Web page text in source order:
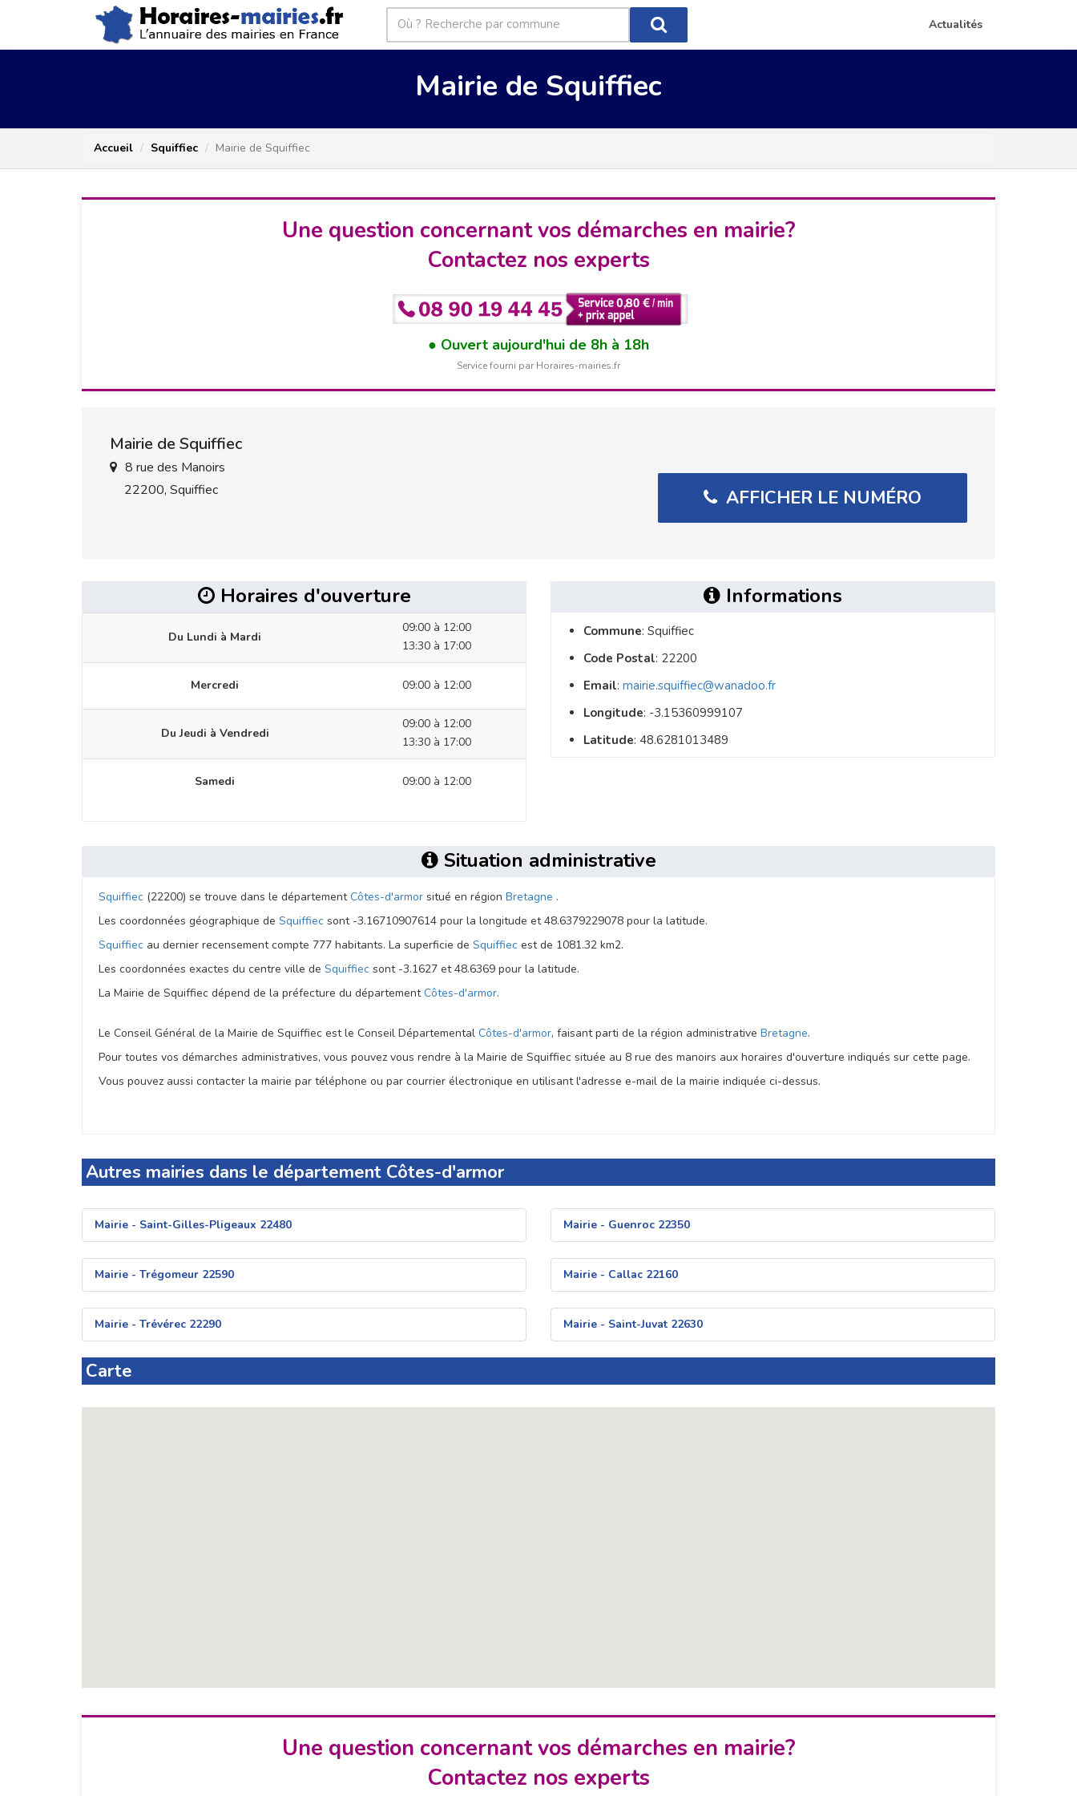
Actualités
Mairie de Squiffiec
Accueil Squiffiec Mairie de Squiffiec
Une question concernant vos démarches en mairie?
Contactez nos experts
Ouvert aujourd'hui de 8h à 18h
Service fourni par Horaires-mairies.fr
Mairie de Squiffiec
8 rue des Manoirs
22200, Squiffiec
AFFICHER LE NUMÉRO
Horaires d'ouverture
Du Lundi à Mardi
09:00 à 12:00
13:30 à 17:00
Mercredi 09:00 à 12:00
Du Jeudi à Vendredi
09:00 à 12:00
13:30 à 17:00
Samedi 09:00 à 12:00
Informations
Commune: Squiffiec
Code Postal: 22200
Email: mairie.squiffiec@wanadoo.fr
Longitude: -3.15360999107
Latitude: 48.6281013489
Situation administrative
Squiffiec (22200) se trouve dans le départementCôtes-d'armor situé en région Bretagne .
Les coordonnées géographique de Squiffiec sont -3.16710907614 pour la longitude et 48.6379229078 pour la latitude.
Squiffiec au dernier recensement compte 777 habitants. La superficie de Squiffiec est de 1081.32 km2.
Les coordonnées exactes du centre ville de Squiffiec sont -3.1627 et 48.6369 pour la latitude.
La Mairie de Squiffiec dépend de la préfecture du départementCôtes-d'armor.
Le Conseil Général de la Mairie de Squiffiec est le Conseil Départemental Côtes-d'armor, faisant parti de la région administrative Bretagne.
Pour toutes vos démarches administratives, vous pouvez vous rendre à la Mairie de Squiffiec située au 8 rue des manoirs aux horaires d'ouverture indiqués sur cette page.
Vous pouvez aussi contacter la mairie par téléphone ou par courrier électronique en utilisant l'adresse e-mail de la mairie indiquée ci-dessus.
Autres mairies dans le département Côtes-d'armor
Mairie - Saint-Gilles-Pligeaux 22480 Mairie - Guenroc 22350
Mairie - Trégomeur 22590 Mairie - Callac 22160
Mairie - Trévérec 22290 Mairie - Saint-Juvat 22630
Carte
Une question concernant vos démarches en mairie?
Contactez nos experts